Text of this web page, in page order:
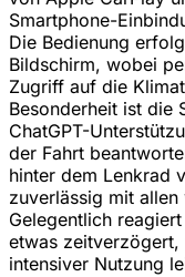
Smartphone-
Die Bedienung
Bildschirm, wobei
Zugriff auf die
Besonderheit ist die
ChatGPT-
der Fahrt
hinter dem Lenkrad
zuverlässig mit
Gelegentlich
etwas
intensiver Nutzung